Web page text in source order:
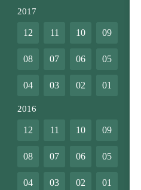
2017
12 11 10 09
08 07 06 05
04 03 02 01
2016
12 11 10 09
08 07 06 05
04 03 02 01